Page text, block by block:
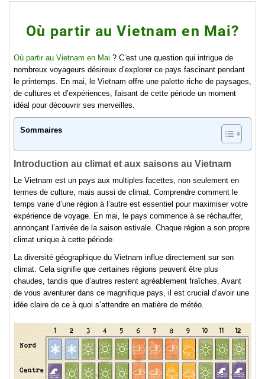
Où partir au Vietnam en Mai?
Où partir au Vietnam en Mai ? C’est une question qui intrigue de
nombreux voyageurs désireux d’explorer ce pays fascinant pendant
le printemps. En mai, le Vietnam offre une palette riche de paysages,
de cultures et d’expériences, faisant de cette période un moment
idéal pour découvrir ses merveilles.
Sommaires
Introduction au climat et aux saisons au Vietnam
Le Vietnam est un pays aux multiples facettes, non seulement en
termes de culture, mais aussi de climat. Comprendre comment le
temps varie d’une région à l’autre est essentiel pour maximiser votre
expérience de voyage. En mai, le pays commence à se réchauffer,
annonçant l’arrivée de la saison estivale. Chaque région a son propre
climat unique à cette période.
La diversité géographique du Vietnam influe directement sur son
climat. Cela signifie que certaines régions peuvent être plus
chaudes, tandis que d’autres restent agréablement fraîches. Avant
de vous aventurer dans ce magnifique pays, il est crucial d’avoir une
idée claire de ce à quoi s’attendre en matière de météo.